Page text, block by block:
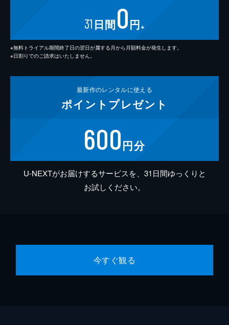
31 日間0円 ※
※無料トライアル期間終了日の翌日が属する月から月額料金が発生します。
※日割りでのご請求はいたしません。
最新作のレンタルに使える
ポイント プレゼント
600円分
U-NEXTがお届けするサービスを、31日間ゆっくりと
お試しください。
今すぐ観る